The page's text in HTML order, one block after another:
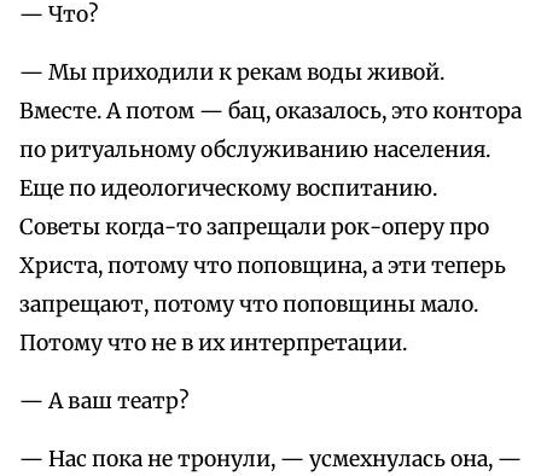
— Что?
— Мы приходили к рекам воды живой.
Вместе. А потом — бац, оказалось, это контора
по ритуальному обслуживанию населения.
Еще по идеологическому воспитанию.
Советы когда-то запрещали рок-оперу про
Христа, потому что поповщина, а эти теперь
запрещают, потому что поповщины мало.
Потому что не в их интерпретации.
— А ваш театр?
— Нас пока не тронули, — усмехнулась она, —